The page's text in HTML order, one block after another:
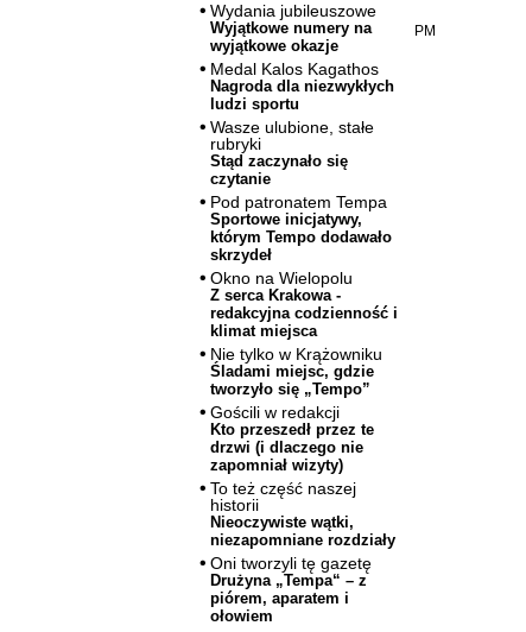
Wydania jubileuszowe
Wyjątkowe numery na
wyjątkowe okazje
Medal Kalos Kagathos
Nagroda dla niezwykłych
ludzi sportu
Wasze ulubione, stałe
rubryki
Stąd zaczynało się
czytanie
Pod patronatem Tempa
Sportowe inicjatywy,
którym Tempo dodawało
skrzydeł
Okno na Wielopolu
Z serca Krakowa -
redakcyjna codzienność i
klimat miejsca
Nie tylko w Krążowniku
Śladami miejsc, gdzie
tworzyło się „Tempo”
Gościli w redakcji
Kto przeszedł przez te
drzwi (i dlaczego nie
zapomniał wizyty)
To też część naszej
historii
Nieoczywiste wątki,
niezapomniane rozdziały
Oni tworzyli tę gazetę
Drużyna „Tempa“ – z
piórem, aparatem i
ołowiem
PM